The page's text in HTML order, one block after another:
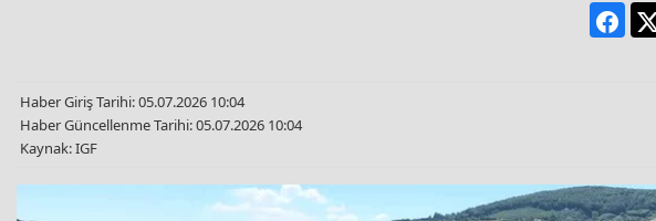
Haber Giriş Tarihi: 05.07.2026 10:04
Haber Güncellenme Tarihi: 05.07.2026 10:04
Kaynak: IGF